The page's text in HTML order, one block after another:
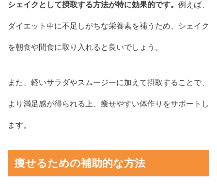
シェイクとして摂取する方法が特に効果的です。 例えば、
ダイエット中に不足しがちな栄養素を補うため、シェイク
を朝食や間食に取り入れると良いでしょう。
また、軽いサラダやスムージーに加えて摂取することで、
より満足感が得られる上、痩せやすい体作りをサポートし
ます。
痩せるための補助的な方法